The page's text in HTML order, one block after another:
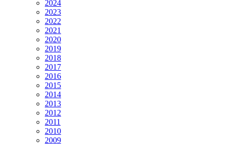
2024
2023
2022
2021
2020
2019
2018
2017
2016
2015
2014
2013
2012
2011
2010
2009